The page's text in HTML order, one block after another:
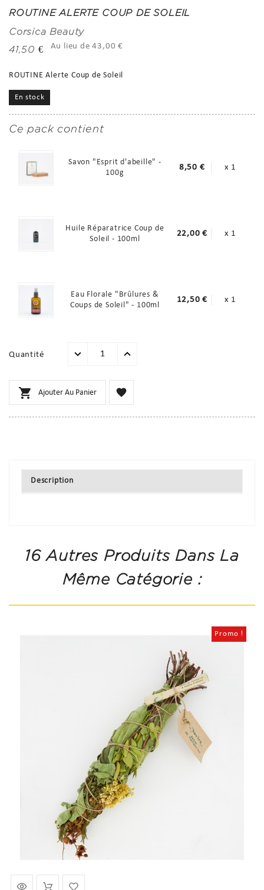
ROUTINE ALERTE COUP DE SOLEIL
Corsica Beauty
41,50 €
Au lieu de 43,00 €
ROUTINE Alerte Coup de Soleil
En stock
Ce pack contient
Savon "Esprit d'abeille" -
100g
8,50 € x 1
Huile Réparatrice Coup de
Soleil - 100ml
22,00 € x 1
Eau Florale "Brûlures &
Coups de Soleil" - 100ml
12,50 € x 1
Quantité
 Ajouter Au Panier 
Description
16 Autres Produits Dans La
Même Catégorie :
Promo !